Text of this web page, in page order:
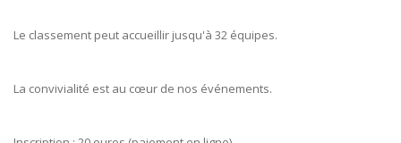
Le classement peut accueillir jusqu'à 32 équipes.
La convivialité est au cœur de nos événements.